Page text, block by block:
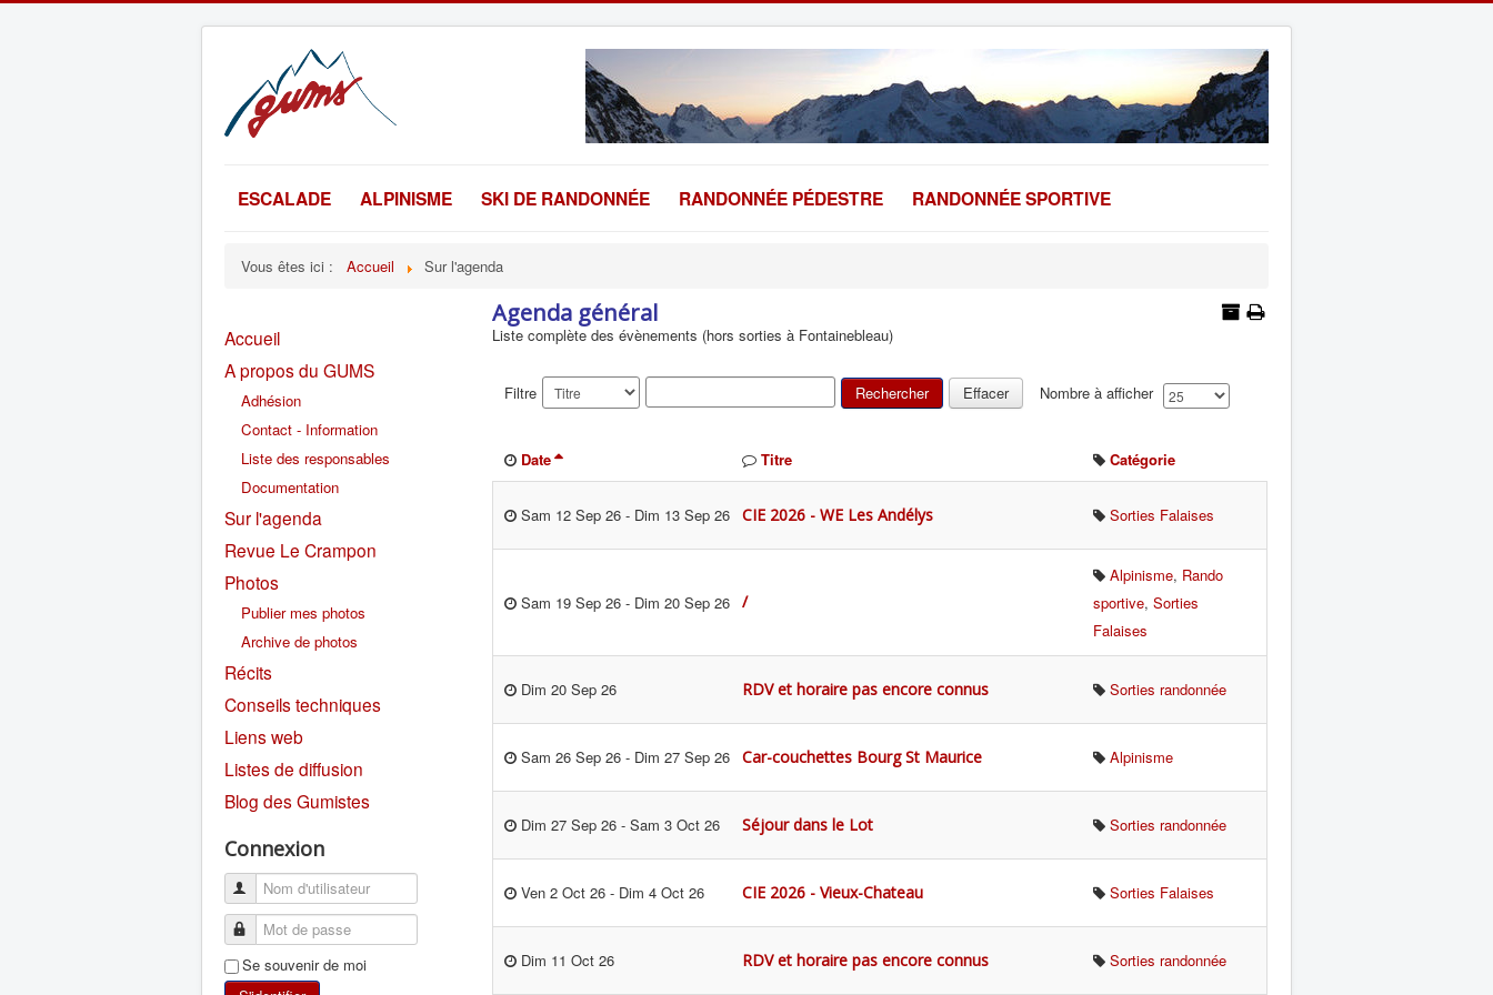
ESCALADE ALPINISME SKI DE RANDONNÉE RANDONNÉE PÉDESTRE RANDONNÉE SPORTIVE
Vous êtes ici : Accueil Sur l'agenda
Accueil
A propos du GUMS
Adhésion
Contact - Information
Liste des responsables
Documentation
Sur l'agenda
Revue Le Crampon
Photos
Publier mes photos
Archive de photos
Récits
Conseils techniques
Liens web
Listes de diffusion
Blog des Gumistes
Connexion
Se souvenir de moi
Agenda général
Liste complète des évènements (hors sorties à Fontainebleau)
Filtre Rechercher Effacer Nombre à afficher
Date Titre Catégorie
Sam 12 Sep 26 - Dim 13 Sep 26 CIE 2026 - WE Les Andélys Sorties Falaises
Sam 19 Sep 26 - Dim 20 Sep 26 /
Alpinisme, Rando
sportive, Sorties
Falaises
Dim 20 Sep 26 RDV et horaire pas encore connus Sorties randonnée
Sam 26 Sep 26 - Dim 27 Sep 26 Car-couchettes Bourg St Maurice Alpinisme
Dim 27 Sep 26 - Sam 3 Oct 26 Séjour dans le Lot Sorties randonnée
Ven 2 Oct 26 - Dim 4 Oct 26 CIE 2026 - Vieux-Chateau Sorties Falaises
Dim 11 Oct 26 RDV et horaire pas encore connus Sorties randonnée